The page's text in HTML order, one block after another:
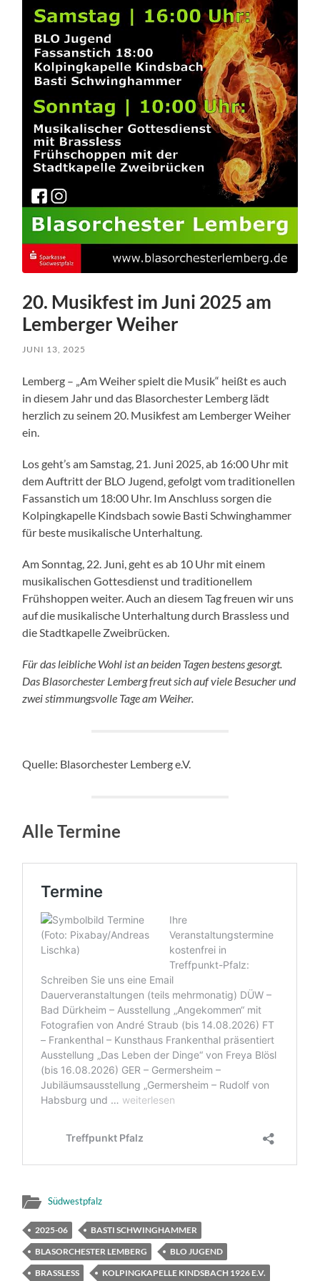
20. Musikfest im Juni 2025 am
Lemberger Weiher
JUNI 13, 2025
Lemberg – „Am Weiher spielt die Musik“ heißt es auch
in diesem Jahr und das Blasorchester Lemberg lädt
herzlich zu seinem 20. Musikfest am Lemberger Weiher
ein.
Los geht’s am Samstag, 21. Juni 2025, ab 16:00 Uhr mit
dem Auftritt der BLO Jugend, gefolgt vom traditionellen
Fassanstich um 18:00 Uhr. Im Anschluss sorgen die
Kolpingkapelle Kindsbach sowie Basti Schwinghammer
für beste musikalische Unterhaltung.
Am Sonntag, 22. Juni, geht es ab 10 Uhr mit einem
musikalischen Gottesdienst und traditionellem
Frühshoppen weiter. Auch an diesem Tag freuen wir uns
auf die musikalische Unterhaltung durch Brassless und
die Stadtkapelle Zweibrücken.
Für das leibliche Wohl ist an beiden Tagen bestens gesorgt.
Das Blasorchester Lemberg freut sich auf viele Besucher und
zwei stimmungsvolle Tage am Weiher.
Quelle: Blasorchester Lemberg e.V.
Alle Termine
Südwestpfalz
2025-06
BASTI SCHWINGHAMMER
BLASORCHESTER LEMBERG
BLO JUGEND
BRASSLESS
KOLPINGKAPELLE KINDSBACH 1926 E.V.